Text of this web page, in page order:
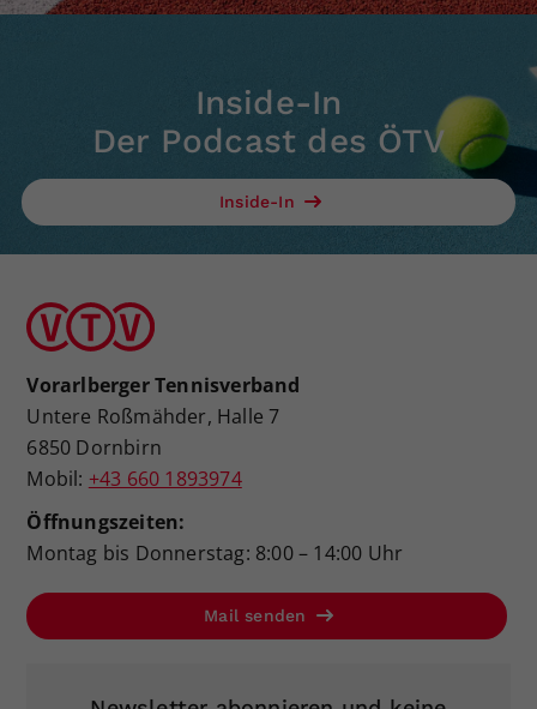
Inside-In
Der Podcast des ÖTV
Inside-In
Vorarlberger Tennisverband
Untere Roßmähder, Halle 7
6850 Dornbirn
Mobil: +43 660 1893974
Öffnungszeiten:
Montag bis Donnerstag: 8:00 – 14:00 Uhr
Mail senden